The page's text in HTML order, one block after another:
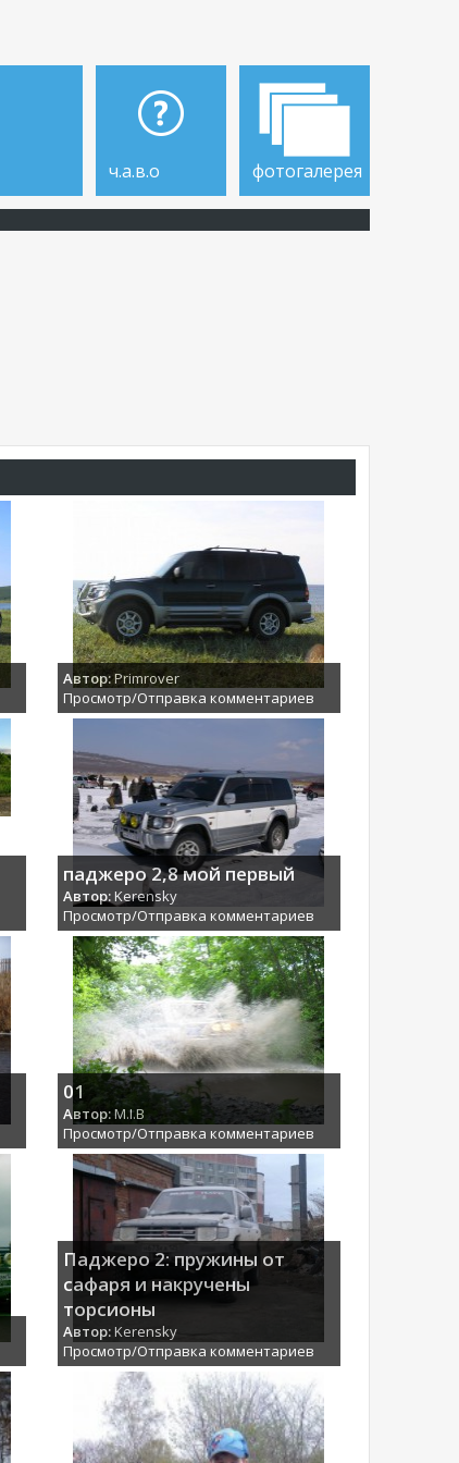
ч.а.в.о фотогалерея
Автор:Primrover
Просмотр/Отправка комментариев
паджеро 2,8 мой первый
Автор:Kerensky
Просмотр/Отправка комментариев
01
Автор:M.I.B
Просмотр/Отправка комментариев
Паджеро 2: пружины от
сафаря и накручены
торсионы
Автор:Kerensky
Просмотр/Отправка комментариев